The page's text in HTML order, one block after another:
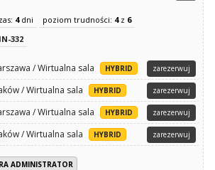
4dni poziom trudności: 4z 6
332
/ Wirtualna sala HYBRID zarezerwuj
/ Wirtualna sala HYBRID zarezerwuj
/ Wirtualna sala HYBRID zarezerwuj
/ Wirtualna sala HYBRID zarezerwuj
ADMINISTRATOR